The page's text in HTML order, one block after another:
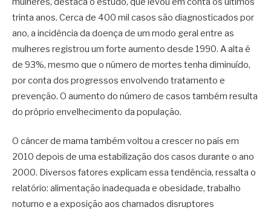
trinta anos. Cerca de 400 mil casos são diagnosticados por
ano, a incidência da doença de um modo geral entre as
mulheres registrou um forte aumento desde 1990. A alta é
de 93%, mesmo que o número de mortes tenha diminuído,
por conta dos progressos envolvendo tratamento e
prevenção. O aumento do número de casos também resulta
do próprio envelhecimento da população.
O câncer de mama também voltou a crescer no país em
2010 depois de uma estabilização dos casos durante o ano
2000. Diversos fatores explicam essa tendência, ressalta o
relatório: alimentação inadequada e obesidade, trabalho
noturno e a exposição aos chamados disruptores